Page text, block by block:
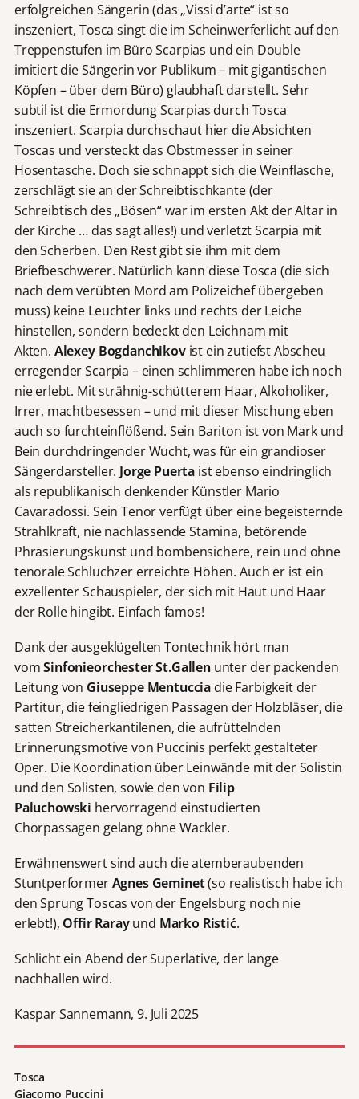
erfolgreichen Sängerin (das „Vissi d’arte“ ist so
inszeniert, Tosca singt die im Scheinwerferlicht auf den
Treppenstufen im Büro Scarpias und ein Double
imitiert die Sängerin vor Publikum – mit gigantischen
Köpfen – über dem Büro) glaubhaft darstellt. Sehr
subtil ist die Ermordung Scarpias durch Tosca
inszeniert. Scarpia durchschaut hier die Absichten
Toscas und versteckt das Obstmesser in seiner
Hosentasche. Doch sie schnappt sich die Weinflasche,
zerschlägt sie an der Schreibtischkante (der
Schreibtisch des „Bösen“ war im ersten Akt der Altar in
der Kirche … das sagt alles!) und verletzt Scarpia mit
den Scherben. Den Rest gibt sie ihm mit dem
Briefbeschwerer. Natürlich kann diese Tosca (die sich
nach dem verübten Mord am Polizeichef übergeben
muss) keine Leuchter links und rechts der Leiche
hinstellen, sondern bedeckt den Leichnam mit
Akten. Alexey Bogdanchikov ist ein zutiefst Abscheu
erregender Scarpia – einen schlimmeren habe ich noch
nie erlebt. Mit strähnig-schütterem Haar, Alkoholiker,
Irrer, machtbesessen – und mit dieser Mischung eben
auch so furchteinflößend. Sein Bariton ist von Mark und
Bein durchdringender Wucht, was für ein grandioser
Sängerdarsteller. Jorge Puerta ist ebenso eindringlich
als republikanisch denkender Künstler Mario
Cavaradossi. Sein Tenor verfügt über eine begeisternde
Strahlkraft, nie nachlassende Stamina, betörende
Phrasierungskunst und bombensichere, rein und ohne
tenorale Schluchzer erreichte Höhen. Auch er ist ein
exzellenter Schauspieler, der sich mit Haut und Haar
der Rolle hingibt. Einfach famos!
Dank der ausgeklügelten Tontechnik hört man
vomSinfonieorchester St.Gallenunter der packenden
Leitung von Giuseppe Mentuccia die Farbigkeit der
Partitur, die feingliedrigen Passagen der Holzbläser, die
satten Streicherkantilenen, die aufrüttelnden
Erinnerungsmotive von Puccinis perfekt gestalteter
Oper. Die Koordination über Leinwände mit der Solistin
und den Solisten, sowie den von Filip
Paluchowski hervorragend einstudierten
Chorpassagen gelang ohne Wackler.
Erwähnenswert sind auch die atemberaubenden
StuntperformerAgnes Geminet(so realistisch habe ich
den Sprung Toscas von der Engelsburg noch nie
erlebt!), Offir Rarayund Marko Ristić.
Schlicht ein Abend der Superlative, der lange
nachhallen wird.
Kaspar Sannemann, 9. Juli 2025
Tosca
Giacomo Puccini